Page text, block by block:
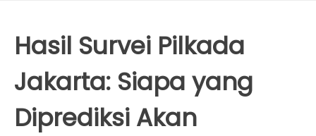
Hasil Survei Pilkada
Jakarta: Siapa yang
Diprediksi Akan